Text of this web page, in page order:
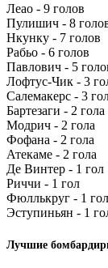
Леао - 9 голов
Пулишич - 8
Нкунку - 7 голов
Рабьо - 6 голов
Павлович - 5
Лофтус-Чик - 3
Салемакерс - 3
Бартезаги - 2 гола
Модрич - 2 гола
Фофана - 2 гола
Атекаме - 2 гола
Де Винтер - 1 гол
Риччи - 1 гол
Фюллькруг - 1 гол
Эступиньян - 1
Лучшие